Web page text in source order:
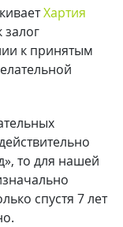
Хартия
залог
к принятым
то для нашей
спустя 7 лет